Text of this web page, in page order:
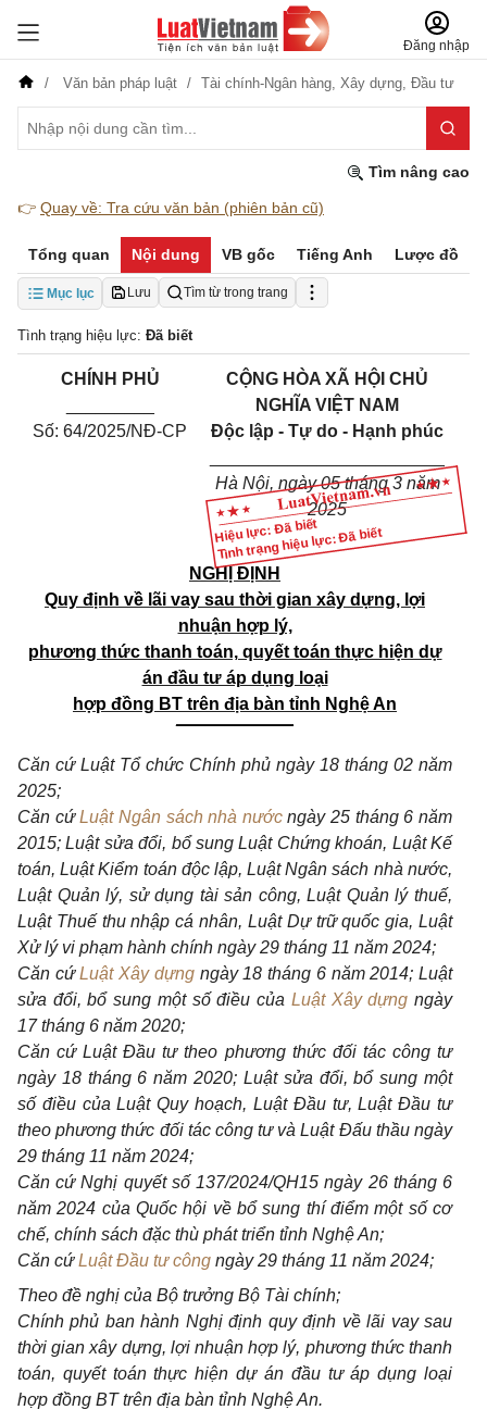
Đăng nhập
Văn bản pháp luật Tài chính-Ngân hàng, Xây dựng, Đầu tư
Tìm nâng cao
👉 Quay về: Tra cứu văn bản (phiên bản cũ)
Tổng quan Nội dung VB gốc Tiếng Anh Lược đồ
Mục lục Lưu Tìm từ trong trang
Tình trạng hiệu lực: Đã biết
Hiệu lực: Đã biết
Tình trạng hiệu lực: Đã biết
CHÍNH PHỦ
Số: 64/2025/NĐ-CP
CỘNG HÒA XÃ HỘI CHỦ
NGHĨA VIỆT NAM
Độc lập - Tự do - Hạnh phúc
Hà Nội, ngày05tháng3năm
2025
NGHỊ ĐỊNH
Quy định về lãi vay sau thời gian xây dựng, lợi
nhuận hợp lý,
phương thức thanh toán, quyết toán thực hiện dự
án đầu tư áp dụng loại
hợp đồng BT trên địa bàn tỉnh Nghệ An
____________
Căn cứ Luật Tổ chức Chính phủ ngày 18 tháng 02 năm
2025;
Căn cứLuật Ngân sách nhà nướcngày 25 tháng 6 năm
2015; Luật sửađổi, bổ sung Luật Chứng khoán, Luật Kế
toán, Luật Kiểm toán độc lập, Luật Ngân sách nhà nước,
Luật Quản lý, sử dụng tài sản công, Luật Quản lý thuế,
Luật Thuế thu nhập cá nhân, Luật Dự trữ quốc gia, Luật
Xử lý vi phạm hành chính ngày 29 tháng 11 năm 2024;
Căn cứLuật Xây dựng ngày 18 tháng 6 năm 2014; Luật
sửa đổi,bổsung một sốđiều của Luật Xây dựngngày
17 tháng 6 năm 2020;
Căn cứ Luật Đầu tư theo phương thức đốitác công tư
ngày 18 tháng 6 năm 2020; Luật sửa đổi, bổ sung một
số điều của Luật Quy hoạch, Luật Đầu tư, Luật Đầu tư
theo phương thức đốitác công tư và Luật Đấu thầu ngày
29 tháng 11 năm 2024;
Căn cứ Nghị quyết số137/2024/QH15 ngày 26 tháng 6
năm 2024 của Quốc hội về bổsung thí điểm một số cơ
chế, chính sách đặc thù phát triển tỉnh Nghệ An;
Căn cứLuật Đầu tư công ngày 29 tháng 11 năm 2024;
Theo đề nghị của Bộ trưởng Bộ Tài chính;
Chính phủ ban hành Nghị định quy định về lãi vay sau
thời gian xây dựng, lợi nhuận hợp lý, phương thức thanh
toán, quyết toán thực hiện dự án đầu tư áp dụng loại
hợp đồng BT trên địa bàn tỉnh Nghệ An.